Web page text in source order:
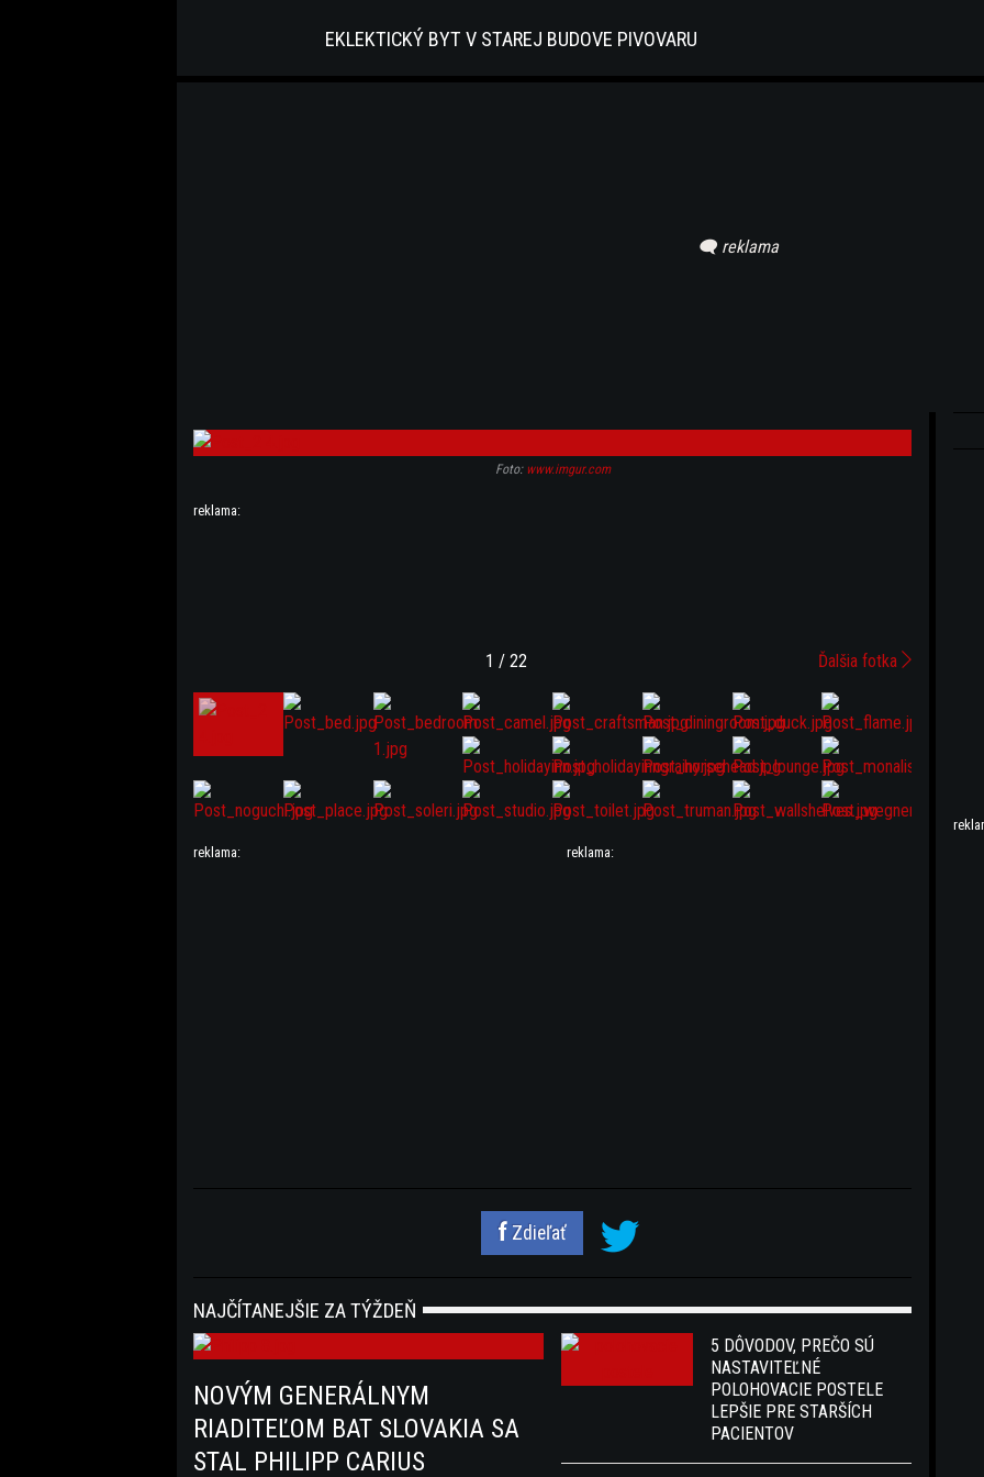
EKLEKTICKÝ BYT V STAREJ BUDOVE PIVOVARU
Foto: www.imgur.com
reklama:
1 / 22 Ďalšia fotka
reklama: reklama:
Zdieľať
NAJČÍTANEJŠIE ZA TÝŽDEŇ
NOVÝM GENERÁLNYM
RIADITEĽOM BAT SLOVAKIA SA
STAL PHILIPP CARIUS
5 DÔVODOV, PREČO SÚ
NASTAVITEĽNÉ
POLOHOVACIE POSTELE
LEPŠIE PRE STARŠÍCH
PACIENTOV